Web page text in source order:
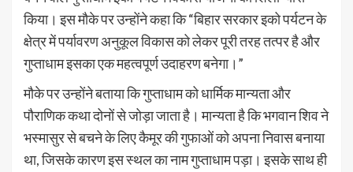
किया। इस मौके पर उन्होंने कहा कि “बिहार सरकार इको पर्यटन के
क्षेत्र में पर्यावरण अनुकूल विकास को लेकर पूरी तरह तत्पर है और
गुप्ताधाम इसका एक महत्वपूर्ण उदाहरण बनेगा।”
मौके पर उन्होंने बताया कि गुप्ताधाम को धार्मिक मान्यता और
पौराणिक कथा दोनों से जोड़ा जाता है। मान्यता है कि भगवान शिव ने
भस्मासुर से बचने के लिए कैमूर की गुफाओं को अपना निवास बनाया
था, जिसके कारण इस स्थल का नाम गुप्ताधाम पड़ा। इसके साथ ही